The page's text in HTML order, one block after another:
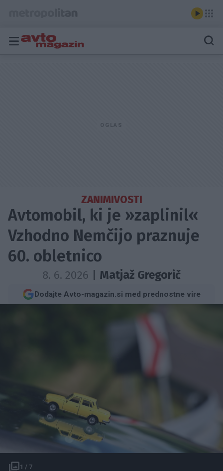
ZANIMIVOSTI
Avtomobil, ki je »zaplinil«
Vzhodno Nemčijo praznuje
60. obletnico
8. 6. 2026 Matjaž Gregorič
Dodajte Avto-magazin.si med prednostne vire
1 / 7